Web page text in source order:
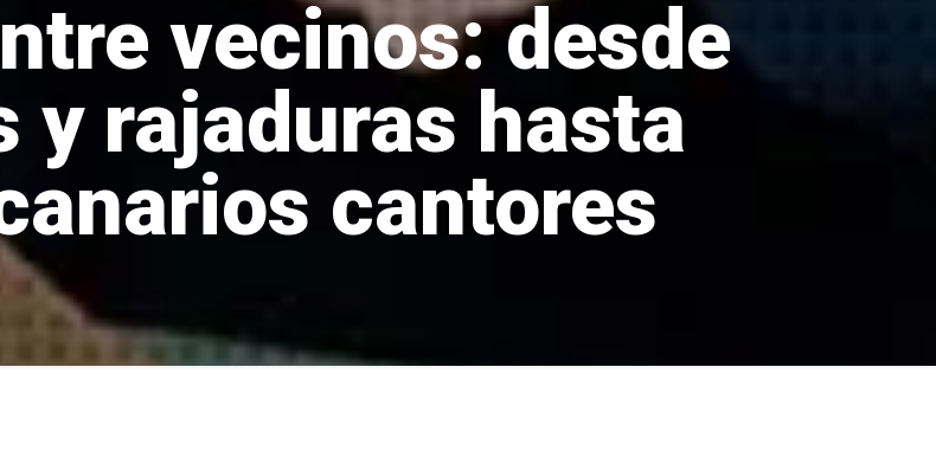
vecinos: desde
rajaduras hasta
cantores